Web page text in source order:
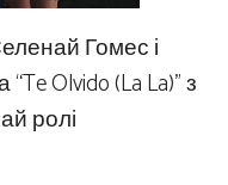
Гомес і
Olvido (La La)” з
ролі